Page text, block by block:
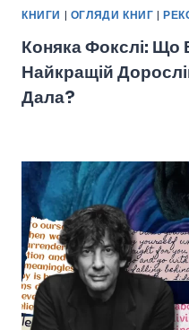
КНИГИ | ОГЛЯДИ КНИГ |
Коняка Фокслі: Що
Найкращій
Дала?